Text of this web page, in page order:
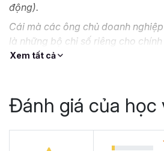
động).
Cái mà các ông chủ doanh
là những bộ chỉ số riêng cho
muốn dựa vào báo cáo quản trị
cấp bách hoặc xử lý các vấn đề
thống báo cáo.
Vậy làm thế nào để có thể xây
cáo quản trị cho doanh nghiệp của
Xem tất cả
Đánh giá của học